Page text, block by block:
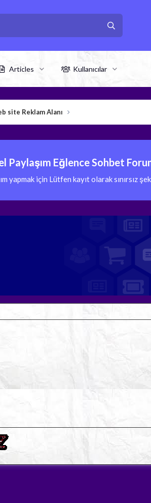
Articles Kullanıcılar
site Reklam Alanı
Paylaşım Eğlence Sohbet
yapmak için Lütfen kayıt olarak sınırsız